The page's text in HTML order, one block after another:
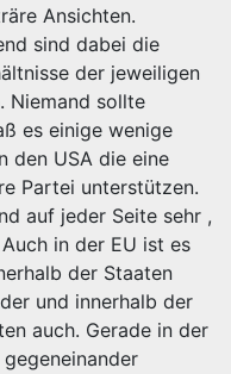
Ansichten.
sind dabei die
der jeweiligen
Niemand sollte
es einige wenige
den USA die eine
Partei unterstützen.
auf jeder Seite sehr ,
in der EU ist es
der Staaten
und innerhalb der
auch. Gerade in der